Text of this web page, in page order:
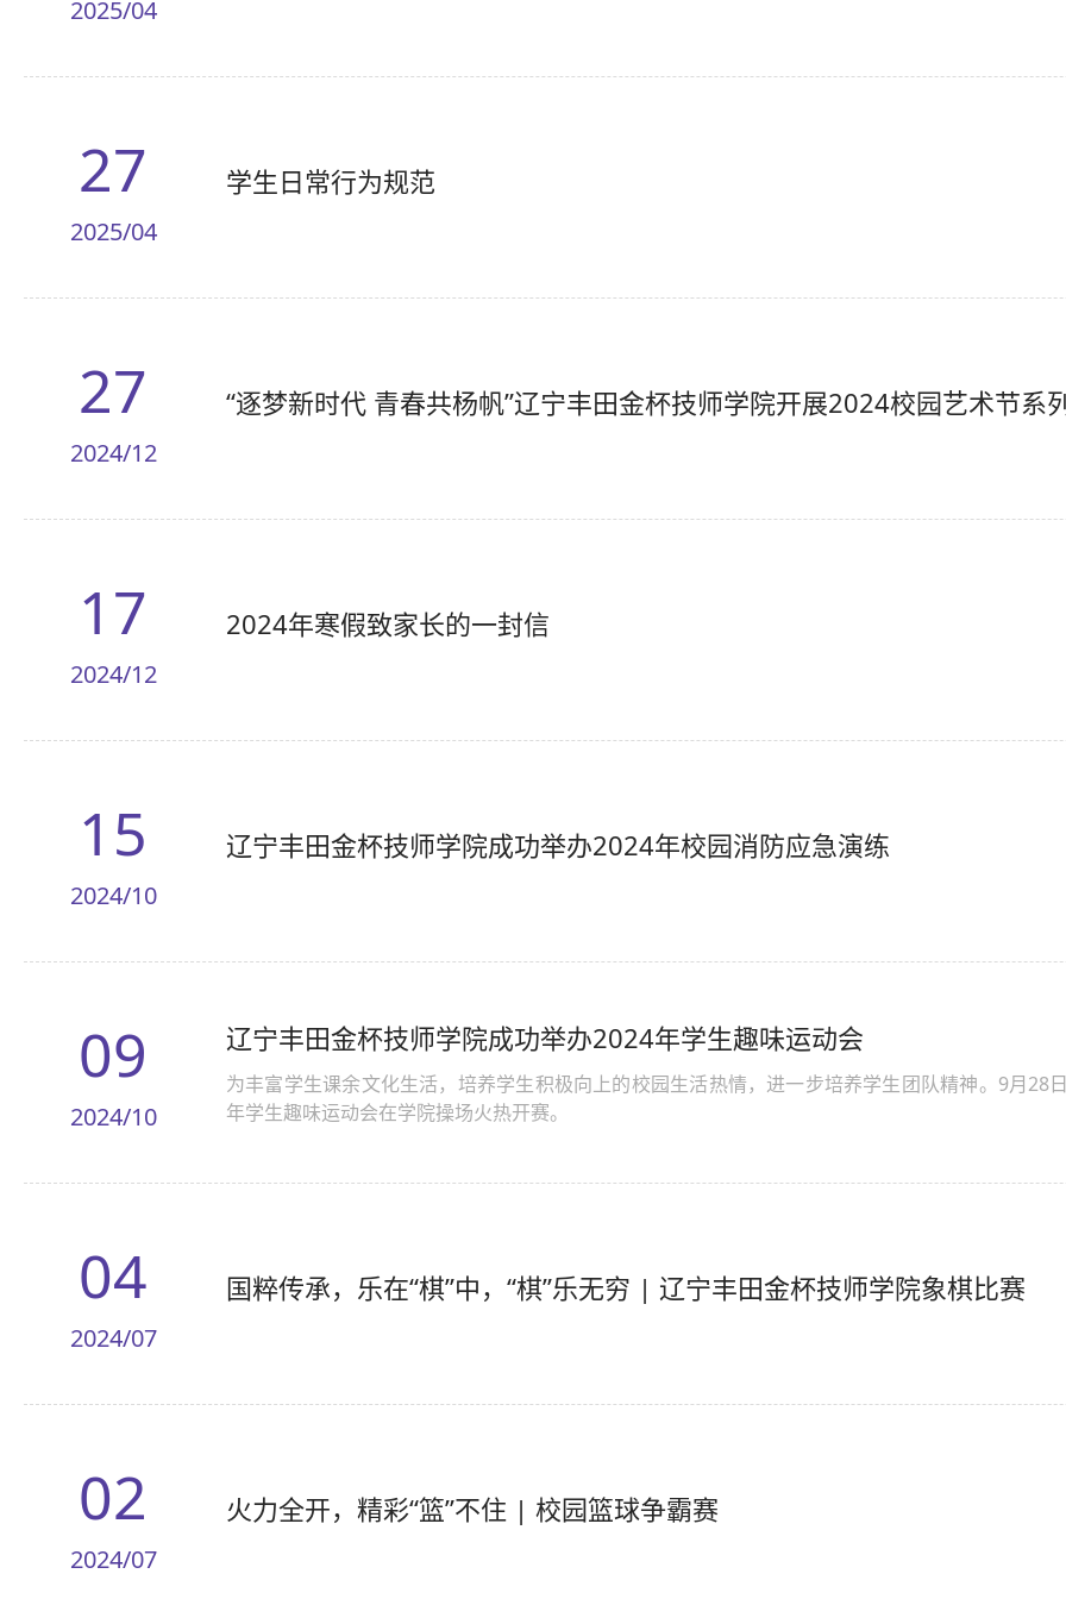
2025/04
27
2025/04
学生日常行为规范
27
2024/12
“逐梦新时代 青春共杨帆”辽宁丰田金杯技师学院开展2024校园艺术节系
17
2024/12
2024年寒假致家长的一封信
15
2024/10
辽宁丰田金杯技师学院成功举办2024年校园消防应急演练
09
2024/10
辽宁丰田金杯技师学院成功举办2024年学生趣味运动会
为丰富学生课余文化生活，培养学生积极向上的校园生活热情，进一步培养学生团队精神。9月
年学生趣味运动会在学院操场火热开赛。
04
2024/07
国粹传承，乐在“棋”中，“棋”乐无穷 | 辽宁丰田金杯技师学院象棋比赛
02
2024/07
火力全开，精彩“篮”不住 | 校园篮球争霸赛